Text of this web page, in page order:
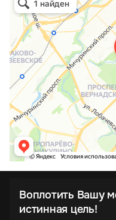
Воплотить Вашу
истинная цель!